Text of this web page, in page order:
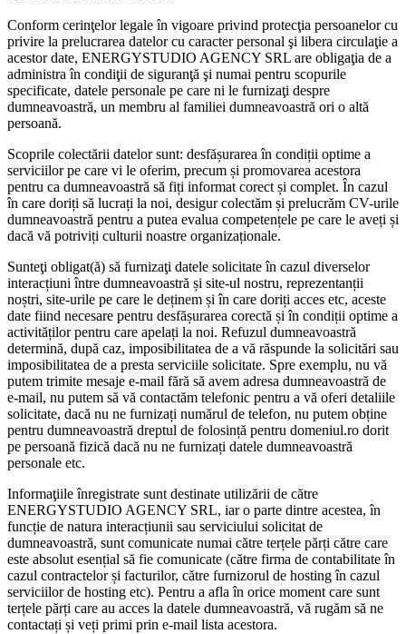
Conform cerinţelor legale în vigoare privind protecţia persoanelor cu
privire la prelucrarea datelor cu caracter personal şi libera circulaţie a
acestor date, ENERGYSTUDIO AGENCY SRL are obligaţia de a
administra în condiţii de siguranţă şi numai pentru scopurile
specificate, datele personale pe care ni le furnizaţi despre
dumneavoastră, un membru al familiei dumneavoastră ori o altă
persoană.
Scoprile colectării datelor sunt: desfășurarea în condiții optime a
serviciilor pe care vi le oferim, precum și promovarea acestora
pentru ca dumneavoastră să fiți informat corect și complet. În cazul
în care doriți să lucrați la noi, desigur colectăm și prelucrăm CV-urile
dumneavoastră pentru a putea evalua competențele pe care le aveți și
dacă vă potriviți culturii noastre organizaționale.
Sunteţi obligat(ă) să furnizaţi datele solicitate în cazul diverselor
interacțiuni între dumneavoastră și site-ul nostru, reprezentanții
noștri, site-urile pe care le deținem și în care doriți acces etc, aceste
date fiind necesare pentru desfășurarea corectă și în condiții optime a
activităților pentru care apelați la noi. Refuzul dumneavoastră
determină, după caz, imposibilitatea de a vă răspunde la solicitări sau
imposibilitatea de a presta serviciile solicitate. Spre exemplu, nu vă
putem trimite mesaje e-mail fără să avem adresa dumneavoastră de
e-mail, nu putem să vă contactăm telefonic pentru a vă oferi detaliile
solicitate, dacă nu ne furnizați numărul de telefon, nu putem obține
pentru dumneavoastră dreptul de folosință pentru domeniul.ro dorit
pe persoană fizică dacă nu ne furnizați datele dumneavoastră
personale etc.
Informaţiile înregistrate sunt destinate utilizării de către
ENERGYSTUDIO AGENCY SRL, iar o parte dintre acestea, în
funcție de natura interacțiunii sau serviciului solicitat de
dumneavoastră, sunt comunicate numai către terțele părți către care
este absolut esențial să fie comunicate (către firma de contabilitate în
cazul contractelor și facturilor, către furnizorul de hosting în cazul
serviciilor de hosting etc). Pentru a afla în orice moment care sunt
terțele părți care au acces la datele dumneavoastră, vă rugăm să ne
contactați și veți primi prin e-mail lista acestora.